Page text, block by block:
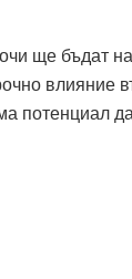
ще бъдат
влияние
потенциал